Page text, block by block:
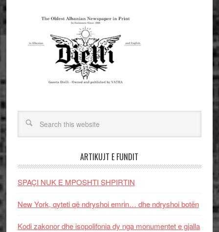
ARTIKUJT E FUNDIT
SPAÇI NUK E MPOSHTI SHPIRTIN
New York, qyteti që ndryshoi emrin… dhe ndryshoi botën
Kodi zakonor dhe isopolifonia dy nga monumentet e gjalla